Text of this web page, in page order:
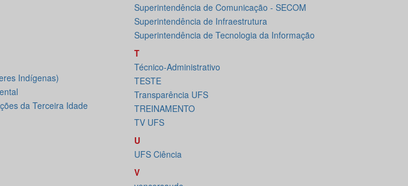
Indígenas)
da Terceira Idade
Superintendência de Comunicação - SECOM
Superintendência de Infraestrutura
Superintendência de Tecnologia da Informação
T
Técnico-Administrativo
TESTE
Transparência UFS
TREINAMENTO
TV UFS
U
UFS Ciência
V